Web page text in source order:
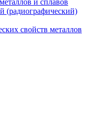
(радиографический)
свойств металлов